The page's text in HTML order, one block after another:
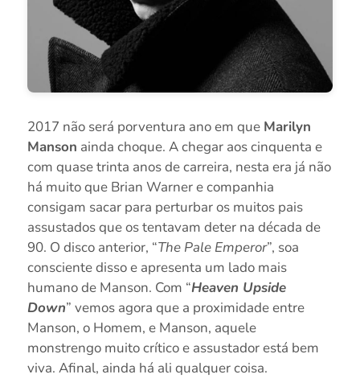
2017 não será porventura ano em que Marilyn
Manson ainda choque. A chegar aos cinquenta e
com quase trinta anos de carreira, nesta era já não
há muito que Brian Warner e companhia
consigam sacar para perturbar os muitos pais
assustados que os tentavam deter na década de
90. O disco anterior, “The Pale Emperor”, soa
consciente disso e apresenta um lado mais
humano de Manson. Com “Heaven Upside
Down” vemos agora que a proximidade entre
Manson, o Homem, e Manson, aquele
monstrengo muito crítico e assustador está bem
viva. Afinal, ainda há ali qualquer coisa.